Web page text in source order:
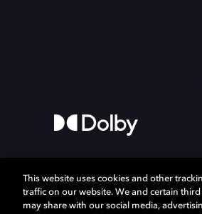
This website uses cookies and other
traffic on our website. We and certain
may share with our social media,